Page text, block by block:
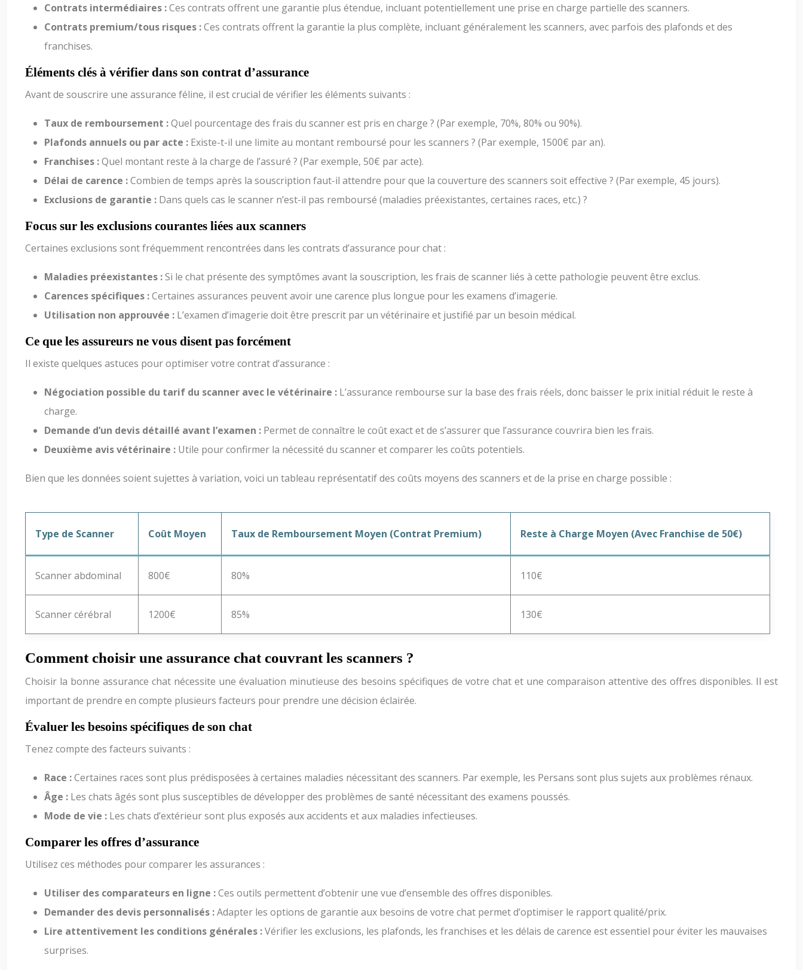
Contrats intermédiaires :Ces contrats offrent une garantie plus étendue, incluant potentiellement une prise en charge partielle des scanners.
Contrats premium/tous risques :Ces contrats offrent la garantie la plus complète, incluant généralement les scanners, avec parfois des plafonds et des
franchises.
Éléments clés à vérifier dans son contrat d’assurance
Avant de souscrire une assurance féline, il est crucial de vérifier les éléments suivants :
Taux de remboursement :Quel pourcentage des frais du scanner est pris en charge ? (Par exemple, 70%, 80% ou 90%).
Plafonds annuels ou par acte : Existe-t-il une limite au montant remboursé pour les scanners ? (Par exemple, 1500€ par an).
Franchises :Quel montant reste à la charge de l’assuré ? (Par exemple, 50€ par acte).
Délai de carence :Combien de temps après la souscription faut-il attendre pour que la couverture des scanners soit effective ? (Par exemple, 45 jours).
Exclusions de garantie : Dans quels cas le scanner n’est-il pas remboursé (maladies préexistantes, certaines races, etc.) ?
Focus sur les exclusions courantes liées aux scanners
Certaines exclusions sont fréquemment rencontrées dans les contrats d’assurance pour chat :
Maladies préexistantes :Si le chat présente des symptômes avant la souscription, les frais de scanner liés à cette pathologie peuvent être exclus.
Carences spécifiques :Certaines assurances peuvent avoir une carence plus longue pour les examens d’imagerie.
Utilisation non approuvée : L’examen d’imagerie doit être prescrit par un vétérinaire et justifié par un besoin médical.
Ce que les assureurs ne vous disent pas forcément
Il existe quelques astuces pour optimiser votre contrat d’assurance :
Négociation possible du tarif du scanner avec le vétérinaire : L’assurance rembourse sur la base des frais réels, donc baisser le prix initial réduit le reste à
charge.
Demande d’un devis détaillé avant l’examen : Permet de connaître le coût exact et de s’assurer que l’assurance couvrira bien les frais.
Deuxième avis vétérinaire : Utile pour confirmer la nécessité du scanner et comparer les coûts potentiels.
Bien que les données soient sujettes à variation, voici un tableau représentatif des coûts moyens des scanners et de la prise en charge possible :
Type de Scanner Coût Moyen Taux de Remboursement Moyen (Contrat Premium) Reste à Charge Moyen (Avec Franchise de 50€)
Scanner abdominal 800€ 80% 110€
Scanner cérébral 1200€ 85% 130€
Comment choisir une assurance chat couvrant les scanners ?
Choisir la bonne assurance chat nécessite une évaluation minutieuse des besoins spécifiques de votre chat et une comparaison attentive des offres disponibles. Il est
important de prendre en compte plusieurs facteurs pour prendre une décision éclairée.
Évaluer les besoins spécifiques de son chat
Tenez compte des facteurs suivants :
Race :Certaines races sont plus prédisposées à certaines maladies nécessitant des scanners. Par exemple, les Persans sont plus sujets aux problèmes rénaux.
Âge : Les chats âgés sont plus susceptibles de développer des problèmes de santé nécessitant des examens poussés.
Mode de vie : Les chats d’extérieur sont plus exposés aux accidents et aux maladies infectieuses.
Comparer les offres d’assurance
Utilisez ces méthodes pour comparer les assurances :
Utiliser des comparateurs en ligne :Ces outils permettent d’obtenir une vue d’ensemble des offres disponibles.
Demander des devis personnalisés :Adapter les options de garantie aux besoins de votre chat permet d’optimiser le rapport qualité/prix.
Lire attentivement les conditions générales :Vérifier les exclusions, les plafonds, les franchises et les délais de carence est essentiel pour éviter les mauvaises
surprises.